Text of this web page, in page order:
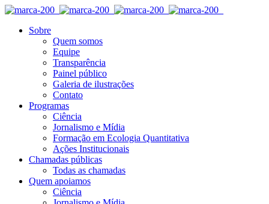
Sobre
Quem somos
Equipe
Transparência
Painel público
Galeria de ilustrações
Contato
Programas
Ciência
Jornalismo e Mídia
Formação em Ecologia Quantitativa
Ações Institucionais
Chamadas públicas
Todas as chamadas
Quem apoiamos
Ciência